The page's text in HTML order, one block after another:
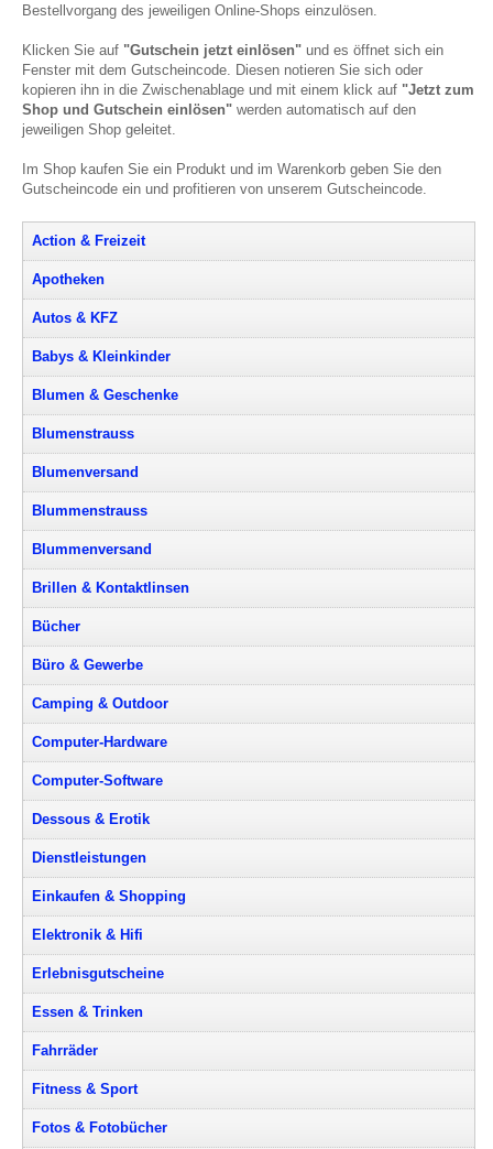
Bestellvorgang des jeweiligen Online-Shops einzulösen.
Klicken Sie auf "Gutschein jetzt einlösen" und es öffnet sich ein
Fenster mit dem Gutscheincode. Diesen notieren Sie sich oder
kopieren ihn in die Zwischenablage und mit einem klick auf "Jetzt zum
Shop und Gutschein einlösen" werden automatisch auf den
jeweiligen Shop geleitet.
Im Shop kaufen Sie ein Produkt und im Warenkorb geben Sie den
Gutscheincode ein und profitieren von unserem Gutscheincode.
Action & Freizeit
Apotheken
Autos & KFZ
Babys & Kleinkinder
Blumen & Geschenke
Blumenstrauss
Blumenversand
Blummenstrauss
Blummenversand
Brillen & Kontaktlinsen
Bücher
Büro & Gewerbe
Camping & Outdoor
Computer-Hardware
Computer-Software
Dessous & Erotik
Dienstleistungen
Einkaufen & Shopping
Elektronik & Hifi
Erlebnisgutscheine
Essen & Trinken
Fahrräder
Fitness & Sport
Fotos & Fotobücher